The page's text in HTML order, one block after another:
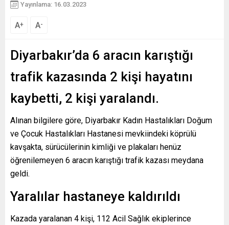
Yayınlama: 16.03.2023
A+ A-
Diyarbakır’da 6 aracın karıştığı
trafik kazasında 2 kişi hayatını
kaybetti, 2 kişi yaralandı.
Alınan bilgilere göre, Diyarbakır Kadın Hastalıkları Doğum
ve Çocuk Hastalıkları Hastanesi mevkiindeki köprülü
kavşakta, sürücülerinin kimliği ve plakaları henüz
öğrenilemeyen 6 aracın karıştığı trafik kazası meydana
geldi.
Yaralılar hastaneye kaldırıldı
Kazada yaralanan 4 kişi, 112 Acil Sağlık ekiplerince